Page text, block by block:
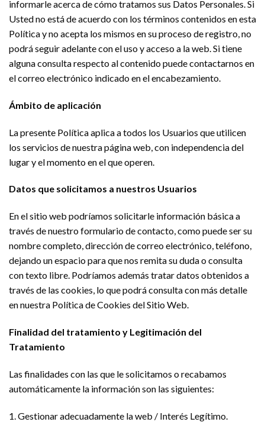
informarle acerca de cómo tratamos sus Datos Personales. Si
Usted no está de acuerdo con los términos contenidos en esta
Política y no acepta los mismos en su proceso de registro, no
podrá seguir adelante con el uso y acceso a la web. Si tiene
alguna consulta respecto al contenido puede contactarnos en
el correo electrónico indicado en el encabezamiento.
Ámbito de aplicación
La presente Política aplica a todos los Usuarios que utilicen
los servicios de nuestra página web, con independencia del
lugar y el momento en el que operen.
Datos que solicitamos a nuestros Usuarios
En el sitio web podríamos solicitarle información básica a
través de nuestro formulario de contacto, como puede ser su
nombre completo, dirección de correo electrónico, teléfono,
dejando un espacio para que nos remita su duda o consulta
con texto libre. Podríamos además tratar datos obtenidos a
través de las cookies, lo que podrá consulta con más detalle
en nuestra Política de Cookies del Sitio Web.
Finalidad del tratamiento y Legitimación del
Tratamiento
Las finalidades con las que le solicitamos o recabamos
automáticamente la información son las siguientes:
1. Gestionar adecuadamente la web / Interés Legítimo.